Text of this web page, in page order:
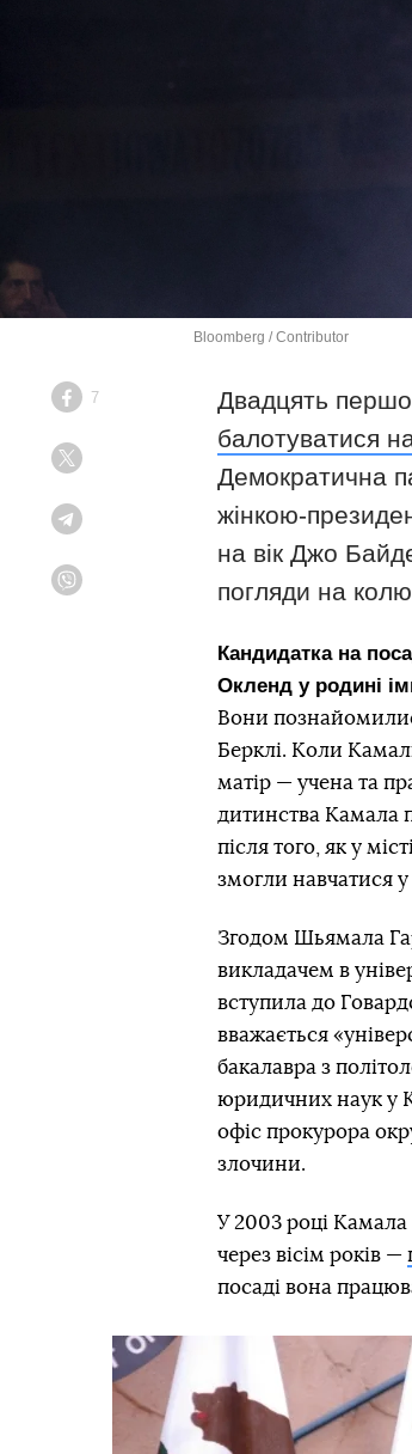
Bloomberg / Contributor
Facebook
7 Двадцять
балотуватися
Демократична
жінкою-
на вік Джо
погляди на
Кандидатка на
Окленд у родині
Вони
Берклі. Коли
матір — учена та
дитинства Камала
після того, як у
змогли навчатися
Згодом Шьямала
викладачем в
вступила до
вважається
бакалавра з
юридичних наук у
офіс прокурора
злочини.
У 2003 році
через вісім років —
посаді вона